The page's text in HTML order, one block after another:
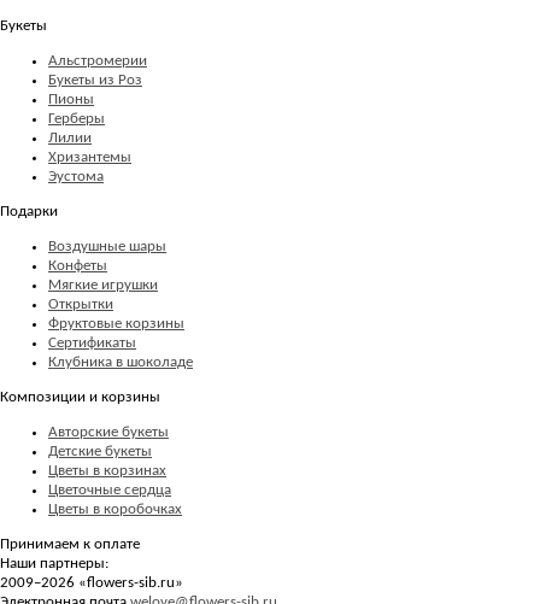
Букеты
Альстромерии
Букеты из Роз
Пионы
Герберы
Лилии
Хризантемы
Эустома
Подарки
Воздушные шары
Конфеты
Мягкие игрушки
Открытки
Фруктовые корзины
Сертификаты
Клубника в шоколаде
Композиции и корзины
Авторские букеты
Детские букеты
Цветы в корзинах
Цветочные сердца
Цветы в коробочках
Принимаем к оплате
Наши партнеры:
2009–2026 «flowers-sib.ru»